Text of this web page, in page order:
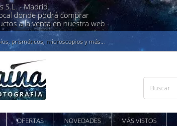
S.L. -Madrid
donde podrá comprar
a la venta en nuestra web
prismáticos, microscopios y más...
OFERTAS NOVEDADES MÁS VISTOS